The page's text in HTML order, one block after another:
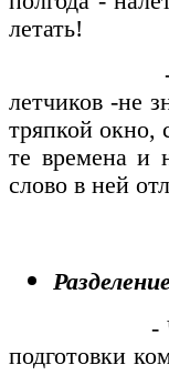
летать!
- Когда я
летчиков -не
тряпкой окно,
те времена и
слово в ней
- Что ты
подготовки